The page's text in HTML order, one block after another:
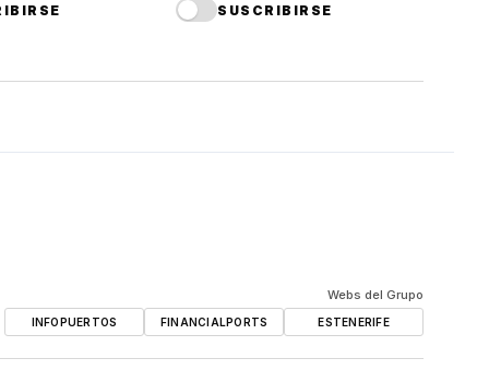
SUSCRIBIRSE
Webs del Grupo
INFOPUERTOS FINANCIALPORTS ESTENERIFE